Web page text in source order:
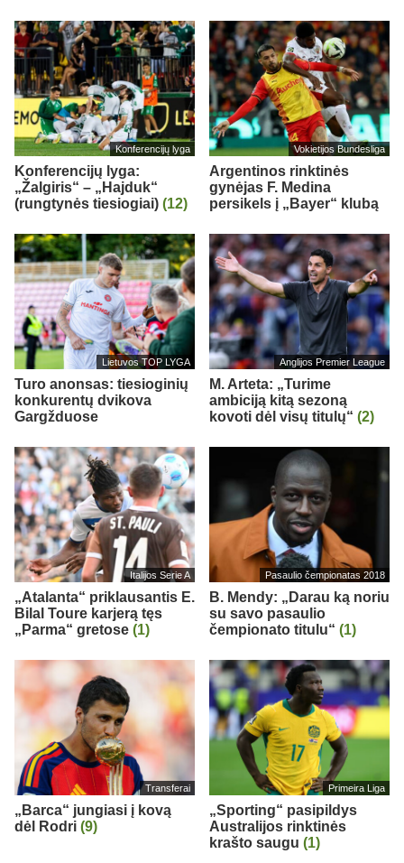
Konferencijų lyga
Konferencijų lyga:
„Žalgiris“ – „Hajduk“
(rungtynės tiesiogiai) (12)
Vokietijos Bundesliga
Argentinos rinktinės
gynėjas F. Medina
persikels į „Bayer“ klubą
Lietuvos TOP LYGA
Turo anonsas: tiesioginių
konkurentų dvikova
Gargžduose
Anglijos Premier League
M. Arteta: „Turime
ambiciją kitą sezoną
kovoti dėl visų titulų“ (2)
Italijos Serie A
„Atalanta“ priklausantis E.
Bilal Toure karjerą tęs
„Parma“ gretose (1)
Pasaulio čempionatas 2018
B. Mendy: „Darau ką noriu
su savo pasaulio
čempionato titulu“ (1)
Transferai
„Barca“ jungiasi į kovą
dėl Rodri (9)
Primeira Liga
„Sporting“ pasipildys
Australijos rinktinės
krašto saugu (1)